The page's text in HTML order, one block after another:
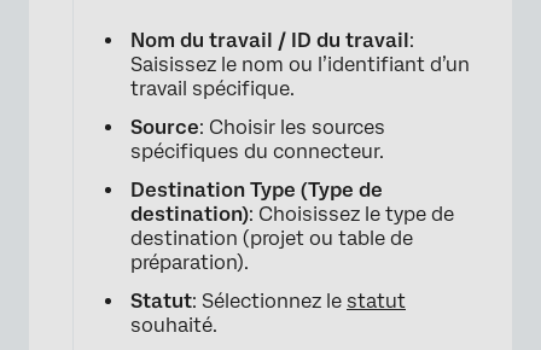
Nom du travail / ID du travail:
Saisissez le nom ou l’identifiant d’un
travail spécifique.
Source: Choisir les sources
spécifiques du connecteur.
Destination Type (Type de
destination): Choisissez le type de
destination (projet ou table de
préparation).
Statut: Sélectionnez le statut
souhaité.